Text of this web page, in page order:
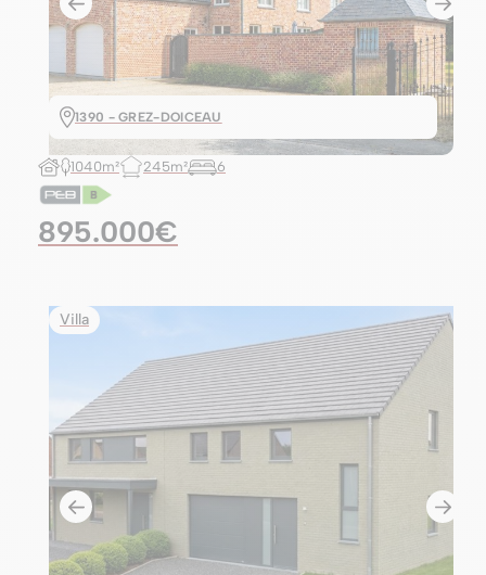
1390 - GREZ-DOICEAU
1040m² 245m² 6
895.000€
Villa